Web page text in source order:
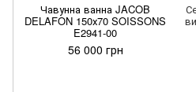
Чавунна ванна JACOB
DELAFON 150х70 SOISSONS
E2941-00
56 000 грн